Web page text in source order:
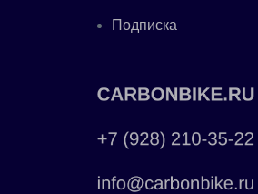
Подписка